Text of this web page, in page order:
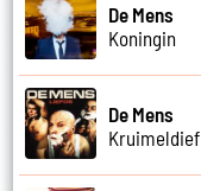
De Mens
Koningin
De Mens
Kruimeldief